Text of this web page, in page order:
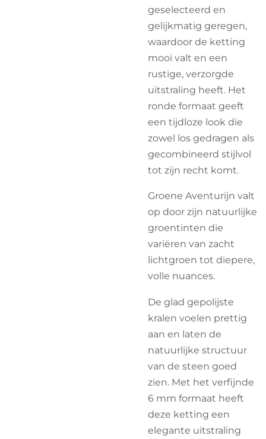
geselecteerd en
gelijkmatig geregen,
waardoor de ketting
mooi valt en een
rustige, verzorgde
uitstraling heeft. Het
ronde formaat geeft
een tijdloze look die
zowel los gedragen als
gecombineerd stijlvol
tot zijn recht komt.
Groene Aventurijn valt
op door zijn natuurlijke
groentinten die
variëren van zacht
lichtgroen tot diepere,
volle nuances.
De glad gepolijste
kralen voelen prettig
aan en laten de
natuurlijke structuur
van de steen goed
zien. Met het verfijnde
6 mm formaat heeft
deze ketting een
elegante uitstraling